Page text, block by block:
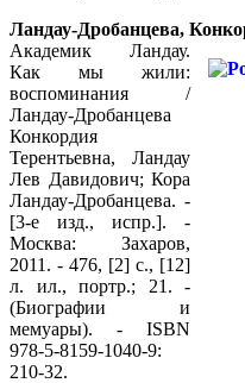
Ландау-Дробанцева,
Академик Ландау.
Как мы жили:
воспоминания /
Ландау-Дробанцева
Конкордия
Терентьевна, Ландау
Лев Давидович; Кора
Ландау-Дробанцева. -
[3-е изд., испр.]. -
Москва: Захаров,
2011. - 476, [2] с., [12]
л. ил., портр.; 21. -
(Биографии и
мемуары). - ISBN
978-5-8159-1040-9:
210-32.